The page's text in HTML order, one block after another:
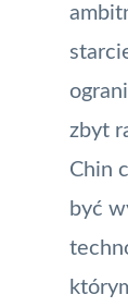
zbyt
Chin
być